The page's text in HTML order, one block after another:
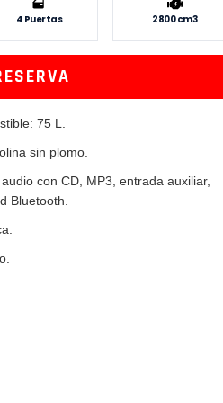
4 Puertas 2800 cm3
75 L.
sin plomo.
con CD, MP3, entrada auxiliar,
Bluetooth.